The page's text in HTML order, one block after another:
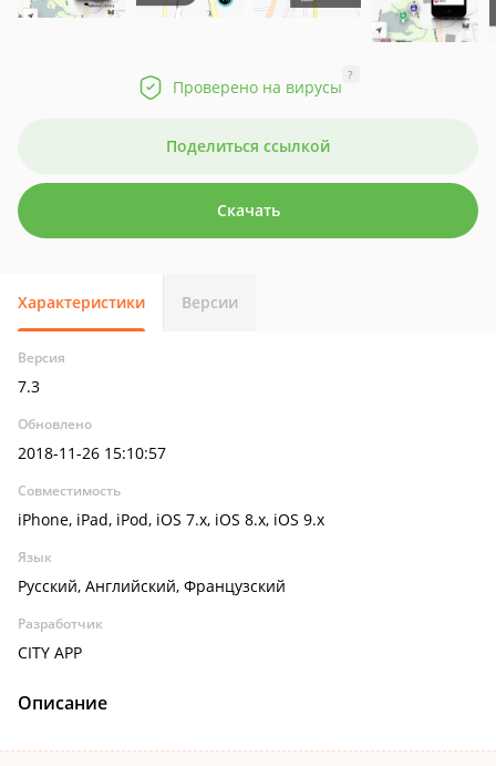
Проверено на вирусы
?
Поделиться ссылкой
Скачать
Характеристики Версии
Версия
7.3
Обновлено
2018-11-26 15:10:57
Совместимость
iPhone, iPad, iPod, iOS 7.x, iOS 8.x, iOS 9.x
Язык
Русский, Английский, Французский
Разработчик
CITY APP
Описание